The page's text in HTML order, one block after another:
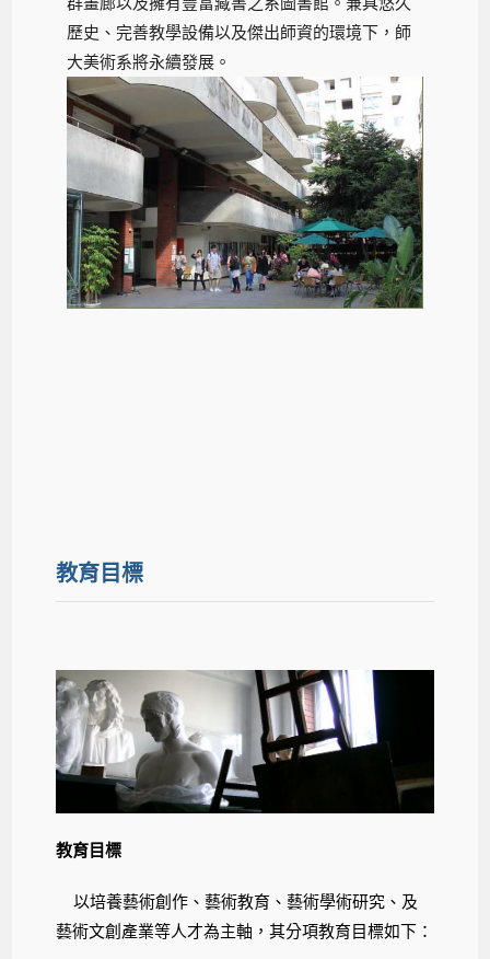
歷史、完善教學設備以及傑出師資的環境下，師
大美術系將永續發展。
教育目標
教育目標
以培養藝術創作、藝術教育、藝術學術研究、及
藝術文創產業等人才為主軸，其分項教育目標如下：